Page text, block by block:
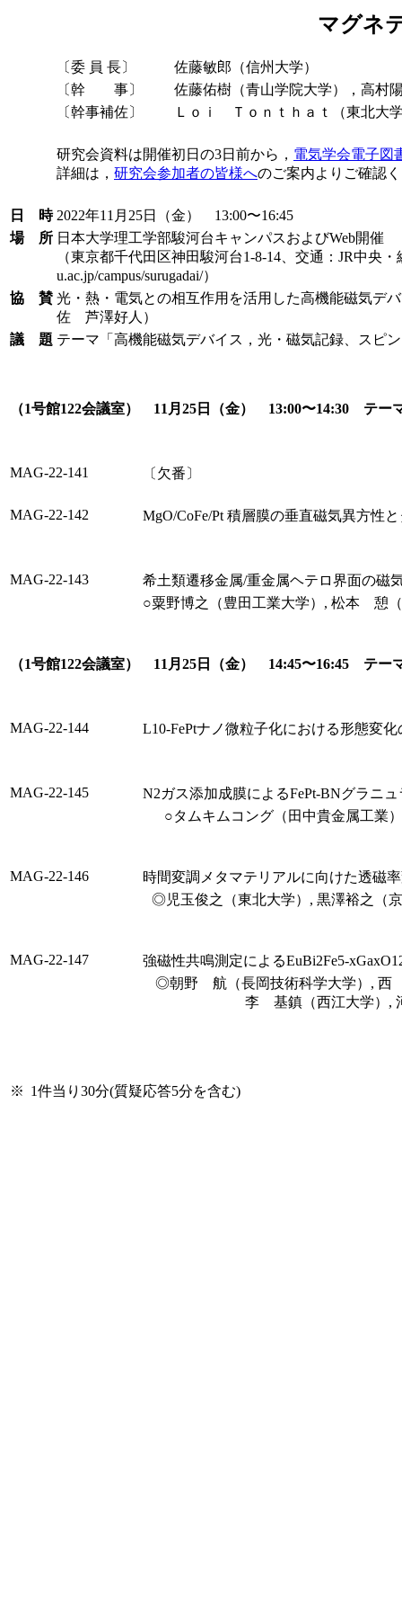
マグネ
〔委 員 長〕
佐藤敏郎（信州大学）
〔幹 事〕
佐藤佑樹（青山学院大学），高村
〔幹事補佐〕
Ｌｏｉ Ｔｏｎｔｈａｔ（東北大
研究会資料は開催初日の3日前から， 電気学会電子図
詳細は， 研究会参加者の皆様へのご案内よりご確認
日 時 2022年11月25日（金） 13:00〜16:45
場 所 日本大学理工学部駿河台キャンパスおよびWeb開催
（東京都千代田区神田駿河台1-8-14、交通：JR中央
u.ac.jp/campus/surugadai/）
協 賛 光・熱・電気との相互作用を活用した高機能磁気
佐 芦澤好人）
議 題 テーマ「高機能磁気デバイス，光・磁気記録、スピ
（1号館122会議室） 11月25日（金） 13:00〜14:30 テー
MAG-22-141 〔欠番〕
MAG-22-142 MgO/CoFe/Pt 積層膜の垂直磁気異方性
MAG-22-143
希土類遷移金属/重金属ヘテロ界面の磁
○粟野博之（豊田工業大学）, 松本 憩
（1号館122会議室） 11月25日（金） 14:45〜16:45 テー
MAG-22-144 L10-FePtナノ微粒子化における形態変
MAG-22-145
N2ガス添加成膜によるFePt-BNグラニ
○タムキムコング（田中貴金属工
MAG-22-146
時間変調メタマテリアルに向けた透磁
◎児玉俊之（東北大学）, 黒澤裕之（
MAG-22-147
強磁性共鳴測定によるEuBi2Fe5-
◎朝野 航（長岡技術科学大学）, 西
李 基鎮（西江大学）,
※ 1件当り30分(質疑応答5分を含む)